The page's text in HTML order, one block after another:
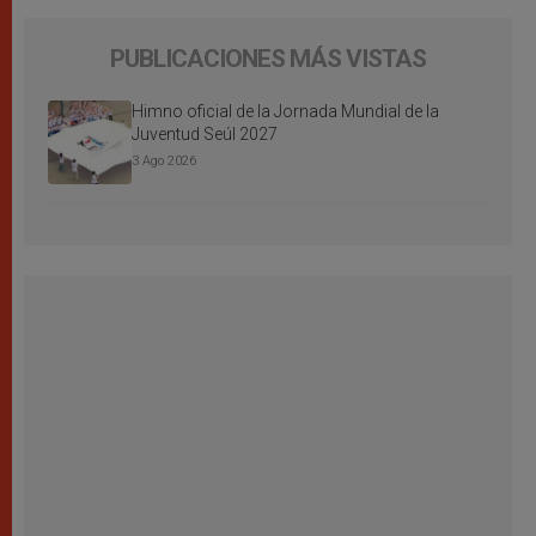
PUBLICACIONES MÁS VISTAS
Himno oficial de la Jornada Mundial de la
Juventud Seúl 2027
3 Ago 2026